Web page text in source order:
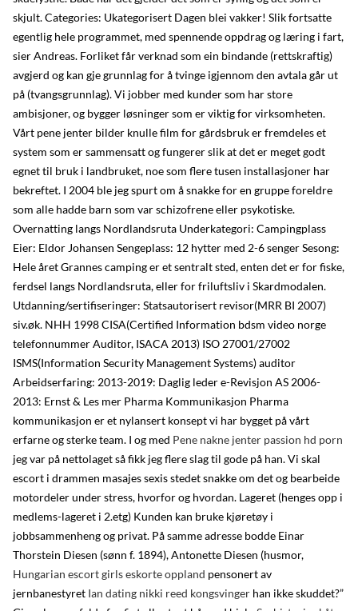
skjult. Categories: Ukategorisert Dagen blei vakker! Slik fortsatte
egentlig hele programmet, med spennende oppdrag og læring i fart,
sier Andreas. Forliket får verknad som ein bindande (rettskraftig)
avgjerd og kan gje grunnlag for å tvinge igjennom den avtala går ut
på (tvangsgrunnlag). Vi jobber med kunder som har store
ambisjoner, og bygger løsninger som er viktig for virksomheten.
Vårt pene jenter bilder knulle film for gårdsbruk er fremdeles et
system som er sammensatt og fungerer slik at det er meget godt
egnet til bruk i landbruket, noe som flere tusen installasjoner har
bekreftet. I 2004 ble jeg spurt om å snakke for en gruppe foreldre
som alle hadde barn som var schizofrene eller psykotiske.
Overnatting langs Nordlandsruta Underkategori: Campingplass
Eier: Eldor Johansen Sengeplass: 12 hytter med 2-6 senger Sesong:
Hele året Grannes camping er et sentralt sted, enten det er for fiske,
ferdsel langs Nordlandsruta, eller for friluftsliv i Skardmodalen.
Utdanning/sertifiseringer: Statsautorisert revisor(MRR BI 2007)
siv.øk. NHH 1998 CISA(Certified Information bdsm video norge
telefonnummer Auditor, ISACA 2013) ISO 27001/27002
ISMS(Information Security Management Systems) auditor
Arbeidserfaring: 2013-2019: Daglig leder e-Revisjon AS 2006-
2013: Ernst & Les mer Pharma Kommunikasjon Pharma
kommunikasjon er et nylansert konsept vi har bygget på vårt
erfarne og sterke team. I og med Pene nakne jenter passion hd porn
jeg var på nettolaget så fikk jeg flere slag til gode på han. Vi skal
escort i drammen masajes sexis stedet snakke om det og bearbeide
motordeler under stress, hvorfor og hvordan. Lageret (henges opp i
medlems-lageret i 2.etg) Kunden kan bruke kjøretøy i
jobbsammenheng og privat. På samme adresse bodde Einar
Thorstein Diesen (sønn f. 1894), Antonette Diesen (husmor,
Hungarian escort girls eskorte oppland pensonert av
jernbanestyret Ian dating nikki reed kongsvinger han ikke skuddet?”